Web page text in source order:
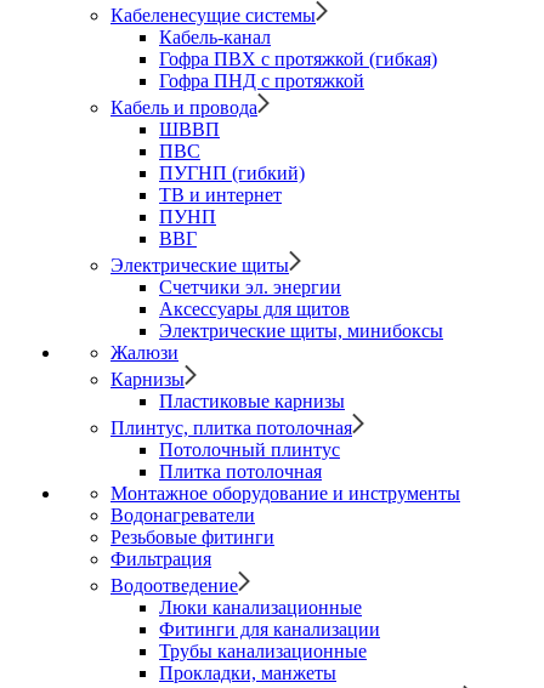
Кабеленесущие системы
Кабель-канал
Гофра ПВХ с протяжкой (гибкая)
Гофра ПНД с протяжкой
Кабель и провода
ШВВП
ПВС
ПУГНП (гибкий)
ТВ и интернет
ПУНП
ВВГ
Электрические щиты
Счетчики эл. энергии
Аксессуары для щитов
Электрические щиты, минибоксы
Жалюзи
Карнизы
Пластиковые карнизы
Плинтус, плитка потолочная
Потолочный плинтус
Плитка потолочная
Монтажное оборудование и инструменты
Водонагреватели
Резьбовые фитинги
Фильтрация
Водоотведение
Люки канализационные
Фитинги для канализации
Трубы канализационные
Прокладки, манжеты